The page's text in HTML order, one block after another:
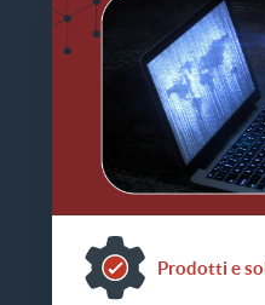
Prodotti e